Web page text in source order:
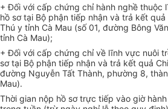
+ Đối với cấp chứng chỉ hành nghề thuộc
hồ sơtại Bộ phận tiếp nhận và trả kết quả
Thú y tỉnh Cà Mau (số 01, đường Bông
tỉnh Cà Mau);
+ Đối với cấp chứng chỉ về lĩnh vực nuôi
sơ tại Bộ phận tiếp nhận và trả kết quả
đường Nguyễn Tất Thành, phường 8,
Mau).
Thời gian nộp hồ sơ trực tiếp vào giờ